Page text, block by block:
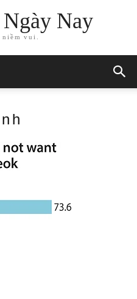
Nay
niềm vui.